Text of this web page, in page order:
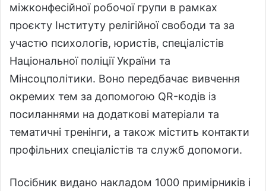
міжконфесійної робочої групи в рамках
проєкту Інституту релігійної свободи та за
участю психологів, юристів, спеціалістів
Національної поліції України та
Мінсоцполітики. Воно передбачає вивчення
окремих тем за допомогою QR-кодів із
посиланнями на додаткові матеріали та
тематичні тренінги, а також містить контакти
профільних спеціалістів та служб допомоги.
Посібник видано накладом 1000 примірників і